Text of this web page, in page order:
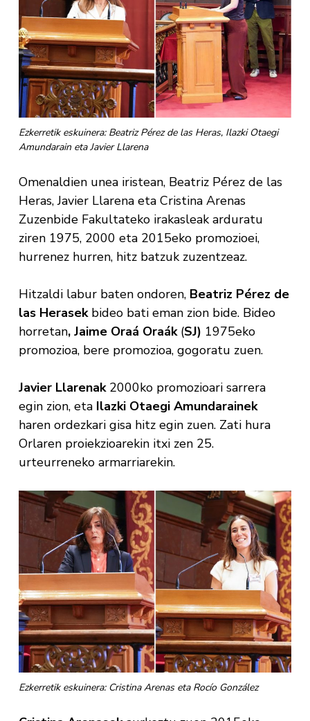
Ezkerretik eskuinera: Beatriz Pérez de las Heras, Ilazki Otaegi
Amundarain eta Javier Llarena
Omenaldien unea iristean, Beatriz Pérez de las
Heras, Javier Llarena eta Cristina Arenas
Zuzenbide Fakultateko irakasleak arduratu
ziren 1975, 2000 eta 2015eko promozioei,
hurrenez hurren, hitz batzuk zuzentzeaz.
Hitzaldi labur baten ondoren, Beatriz Pérez de
las Herasekbideo bati eman zion bide. Bideo
horretan, Jaime Oraá Oraák(SJ) 1975eko
promozioa, bere promozioa, gogoratu zuen.
Javier Llarenak2000ko promozioari sarrera
egin zion, eta Ilazki Otaegi Amundarainek
haren ordezkari gisa hitz egin zuen. Zati hura
Orlaren proiekzioarekin itxi zen 25.
urteurreneko armarriarekin.
Ezkerretik eskuinera: Cristina Arenas eta Rocío González